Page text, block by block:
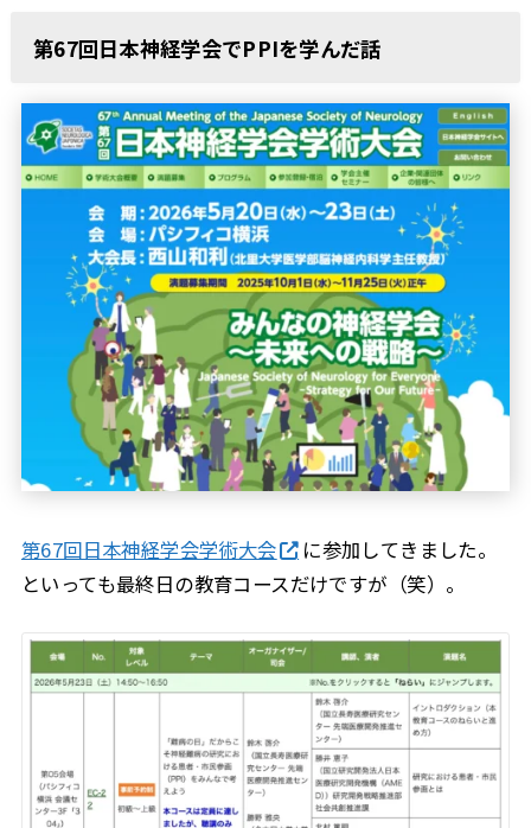
第67回日本神経学会でPPIを学んだ話
第67回日本神経学会学術大会
に参加してきました。
といっても最終日の教育コースだけですが（笑）。